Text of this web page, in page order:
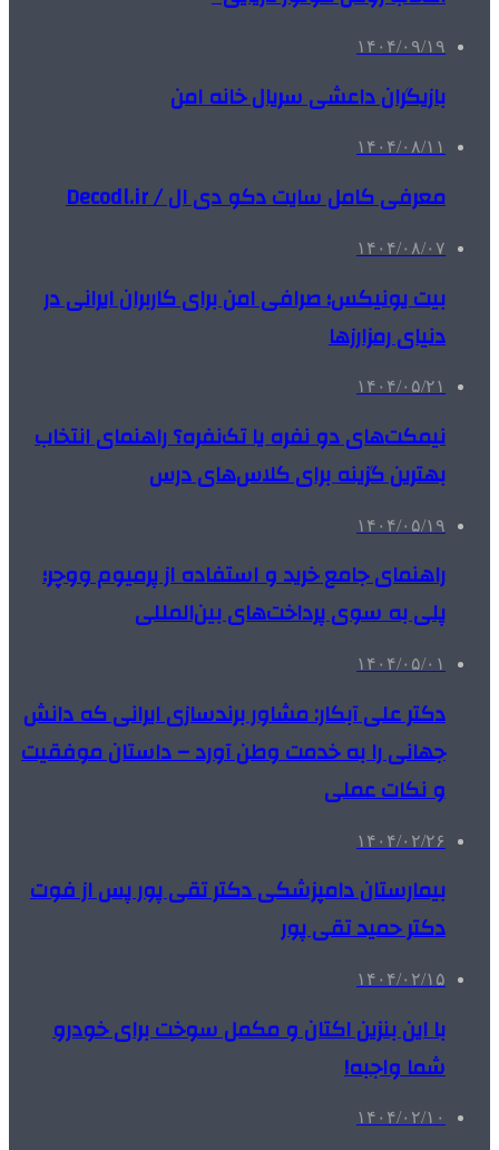
۱۴۰۴/۰۹/۱۹
بازیگران داعشی سریال خانه امن
۱۴۰۴/۰۸/۱۱
معرفی کامل سایت دکو دی ال / Decodl.ir
۱۴۰۴/۰۸/۰۷
بیت یونیکس؛ صرافی امن برای کاربران ایرانی در
دنیای رمزارزها
۱۴۰۴/۰۵/۲۱
نیمکت‌های دو نفره یا تک‌نفره؟ راهنمای انتخاب
بهترین گزینه برای کلاس‌های درس
۱۴۰۴/۰۵/۱۹
راهنمای جامع خرید و استفاده از پرمیوم ووچر؛
پلی به سوی پرداخت‌های بین‌المللی
۱۴۰۴/۰۵/۰۱
دکتر علی آبکار: مشاور برندسازی ایرانی که دانش
جهانی را به خدمت وطن آورد – داستان موفقیت
و نکات عملی
۱۴۰۴/۰۲/۲۶
بیمارستان دامپزشکی دکتر تقی پور پس از فوت
دکتر حمید تقی پور
۱۴۰۴/۰۲/۱۵
با این بنزین اکتان و مکمل سوخت برای خودرو
شما واجبه!
۱۴۰۴/۰۲/۱۰